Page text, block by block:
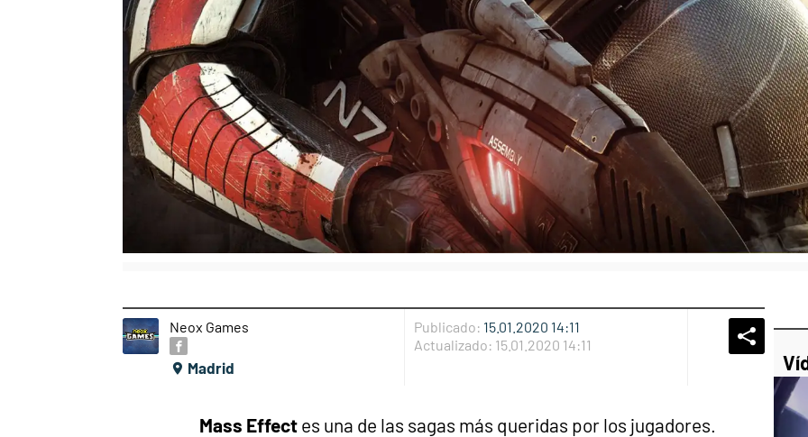
Neox Games
Madrid
Publicado: 15.01.2020 14:11
Actualizado: 15.01.2020 14:11 Whatsapp
Mass Effect es una de las sagas más queridas por los jugadores.